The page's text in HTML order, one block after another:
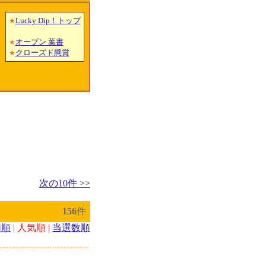
★Lucky Dip！トップ
★オープン 葉書
★クローズド懸賞
次の10件 >>
156件
| 人気順 | 当選数順